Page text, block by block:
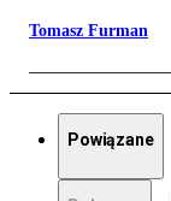
Tomasz Furman
Powiązane